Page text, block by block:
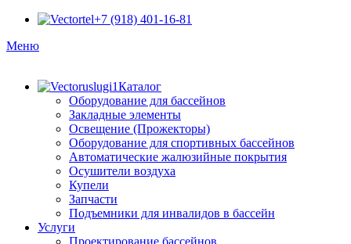
+7 (918) 401-16-81
Меню
Каталог
Оборудование для бассейнов
Закладные элементы
Освещение (Прожекторы)
Оборудование для спортивных бассейнов
Автоматические жалюзийные покрытия
Осушители воздуха
Купели
Запчасти
Подъемники для инвалидов в бассейн
Услуги
Проектирование бассейнов